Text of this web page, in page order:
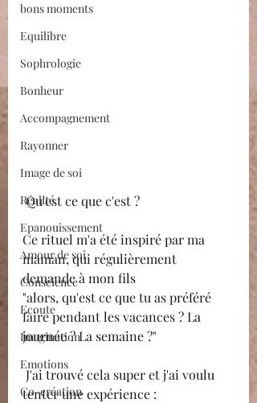
bons moments
Equilibre
Sophrologie
Bonheur
Accompagnement
Rayonner
Image de soi
Réalité
Epanouissement
Amour de soi
Conscience
Ecoute
Imagination
Emotions
Co-création
Qu'est ce que c'est ?
Ce rituel m'a été inspiré par ma
maman, qui régulièrement
demande à mon fils
"alors, qu'est ce que tu as préféré
faire pendant les vacances ? La
journée ? La semaine ?"
tenter une expérience :